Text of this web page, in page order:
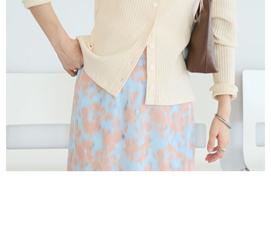
【注意事項】
１．透過由恩沛科技股份有限公司提供之「AFTEE先享後付」服務完成之交
易，需依本服務之必要範圍內提供個人資料，並將交易相關給付款項請求債
權轉讓予恩沛科技股份有限公司。
２．關於個人資料處理事宜，請瀏覽以下網址：
https://aftee.tw/terms/#terms3
３．未成年的使用者請事先徵得法定代理人或監護人之同意方可使用
「AFTEE先享後付」，若未經同意申辦者引起之損失，本公司不負相關責
４．使用「AFTEE先享後付」時，將依據個別帳號之用戶狀況，依本公司即
時審查核予不同之上限額度；若仍有額度不足之情形，本公司將視審查結果
請求用戶進行身份認證。
５．嚴禁一人註冊多個帳號或使用他人資訊註冊。若發現惡意使用之情形，
恩沛科技股份有限公司將有權停止該用戶之使用額度並採取法律行動。
7-11取貨付款
每筆NT$60，滿NT$888(含以上)免運費
7-11純取貨
每筆NT$60，滿NT$888(含以上)免運費
每筆NT$90，滿NT$888(含以上)免運費